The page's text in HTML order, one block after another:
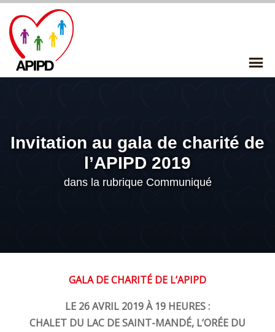
content
Invitation au gala de charité de
l’APIPD 2019
dans la rubrique Communiqué
GALA DE CHARITÉ DE L’APIPD
LE 26 AVRIL 2019 À 19 HEURES :
CHALET DU LAC DE SAINT-MANDÉ, L’ORÉE DU